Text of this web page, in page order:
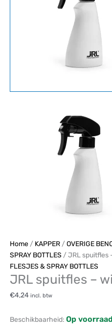
Home / KAPPER /OVERIGE
SPRAY BOTTLES / JRL spuitfles
FLESJES & SPRAY BOTTLES
JRL spuitfles –
€4,24 incl. btw
Beschikbaarheid: Op voorraad